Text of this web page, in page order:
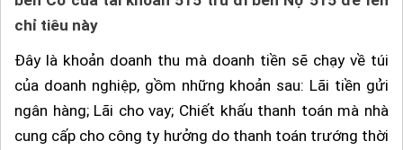
chỉ tiêu này
Đây là khoản doanh thu mà doanh tiền sẽ chạy về túi
của doanh nghiệp, gồm những khoản sau: Lãi tiền gửi
ngân hàng; Lãi cho vay; Chiết khấu thanh toán mà nhà
cung cấp cho công ty hưởng do thanh toán trướng thời